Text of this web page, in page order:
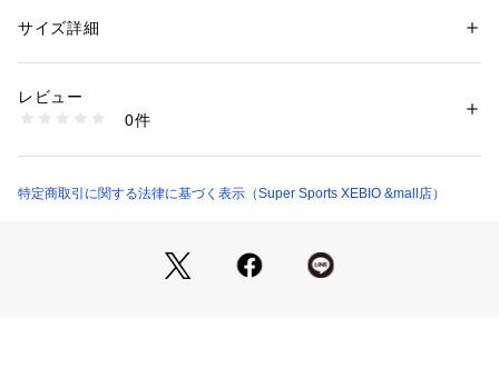
●メーカーカラー表記:GRY
※弊社独自の採寸・計量方法により計測を行っておりますた
め、多少の誤差が生じる場合がございます。
※ブラウザやお使いのモニター環境により、掲載画像と実際の
予告なく変更することがあります。あらかじめご了承くださ
い。2025年春夏モデル 2025ssmodel エルケクス ELKEX スー
性別：メンズ
商品番号：
10877525001 （ショップ）
サイズ詳細
レビュー
0件
特定商取引に関する法律に基づく表示（Super Sports XEBIO &mall店）